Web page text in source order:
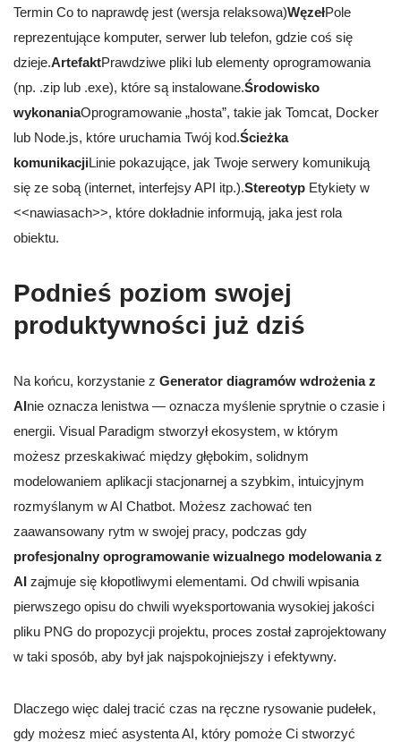
Termin Co to naprawdę jest (wersja relaksowa)WęzełPole
reprezentujące komputer, serwer lub telefon, gdzie coś się
dzieje.ArtefaktPrawdziwe pliki lub elementy oprogramowania
(np. .zip lub .exe), które są instalowane.Środowisko
wykonaniaOprogramowanie „hosta”, takie jak Tomcat, Docker
lub Node.js, które uruchamia Twój kod.Ścieżka
komunikacjiLinie pokazujące, jak Twoje serwery komunikują
się ze sobą (internet, interfejsy API itp.).Stereotyp Etykiety w
<<nawiasach>>, które dokładnie informują, jaka jest rola
obiektu.
Podnieś poziom swojej
produktywności już dziś
Na końcu, korzystanie z Generator diagramów wdrożenia z
AInie oznacza lenistwa — oznacza myślenie sprytnie o czasie i
energii. Visual Paradigm stworzył ekosystem, w którym
możesz przeskakiwać między głębokim, solidnym
modelowaniem aplikacji stacjonarnej a szybkim, intuicyjnym
rozmyślanym w AI Chatbot. Możesz zachować ten
zaawansowany rytm w swojej pracy, podczas gdy
profesjonalny oprogramowanie wizualnego modelowania z
AI zajmuje się kłopotliwymi elementami. Od chwili wpisania
pierwszego opisu do chwili wyeksportowania wysokiej jakości
pliku PNG do propozycji projektu, proces został zaprojektowany
w taki sposób, aby był jak najspokojniejszy i efektywny.
Dlaczego więc dalej tracić czas na ręczne rysowanie pudełek,
gdy możesz mieć asystenta AI, który pomoże Ci stworzyć